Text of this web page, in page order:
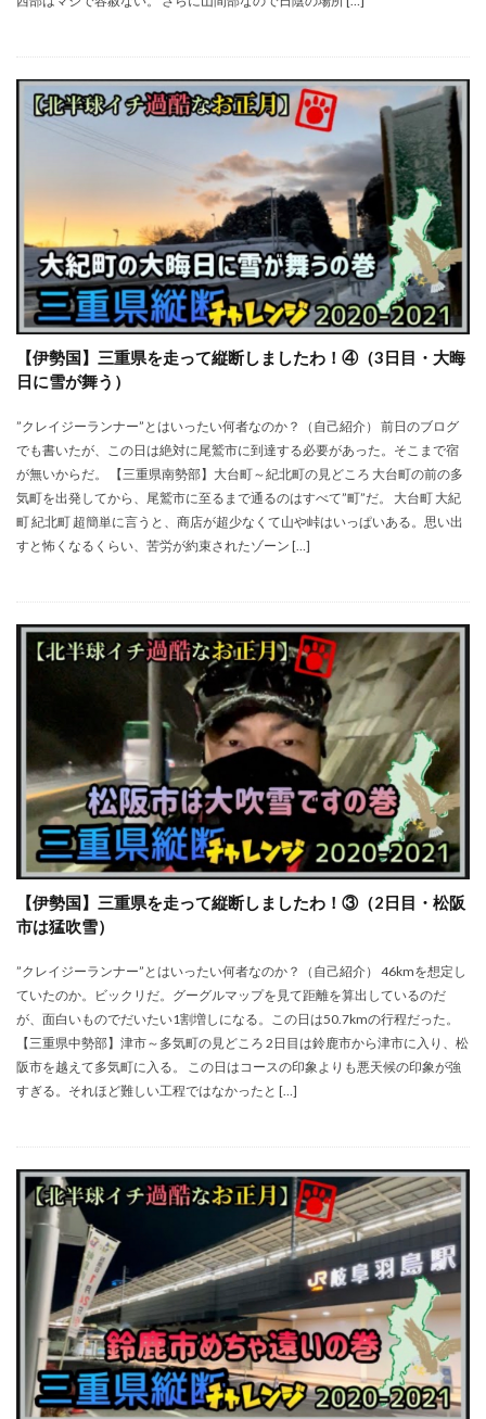
【伊勢国】三重県を走って縦断しましたわ！④（3日目・大晦
日に雪が舞う）
”クレイジーランナー”とはいったい何者なのか？（自己紹介） 前日のブログ
でも書いたが、この日は絶対に尾鷲市に到達する必要があった。そこまで宿
が無いからだ。 【三重県南勢部】大台町～紀北町の見どころ 大台町の前の多
気町を出発してから、尾鷲市に至るまで通るのはすべて”町”だ。 大台町 大紀
町 紀北町 超簡単に言うと、商店が超少なくて山や峠はいっぱいある。思い出
すと怖くなるくらい、苦労が約束されたゾーン […]
【伊勢国】三重県を走って縦断しましたわ！③（2日目・松阪
市は猛吹雪）
”クレイジーランナー”とはいったい何者なのか？（自己紹介） 46kmを想定し
ていたのか。ビックリだ。グーグルマップを見て距離を算出しているのだ
が、面白いものでだいたい1割増しになる。この日は50.7kmの行程だった。
【三重県中勢部】津市～多気町の見どころ 2日目は鈴鹿市から津市に入り、松
阪市を越えて多気町に入る。 この日はコースの印象よりも悪天候の印象が強
すぎる。それほど難しい工程ではなかったと […]